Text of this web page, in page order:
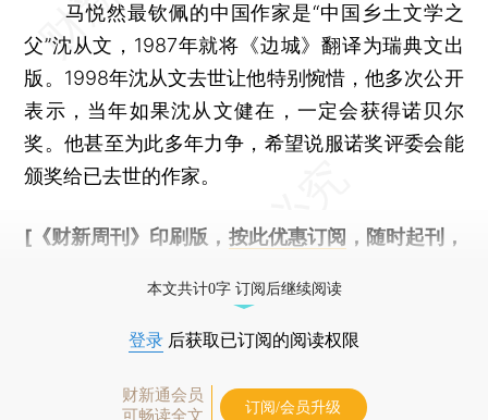
马悦然最钦佩的中国作家是“中国乡土文学之
父”沈从文，1987年就将《边城》翻译为瑞典文出
版。1998年沈从文去世让他特别惋惜，他多次公开
表示，当年如果沈从文健在，一定会获得诺贝尔
奖。他甚至为此多年力争，希望说服诺奖评委会能
颁奖给已去世的作家。
[《财新周刊》印刷版， 按此优惠订阅 ，随时起刊，
本文共计0字 订阅后继续阅读
登录 后获取已订阅的阅读权限
财新通会员
可畅读全文
订阅/会员升级